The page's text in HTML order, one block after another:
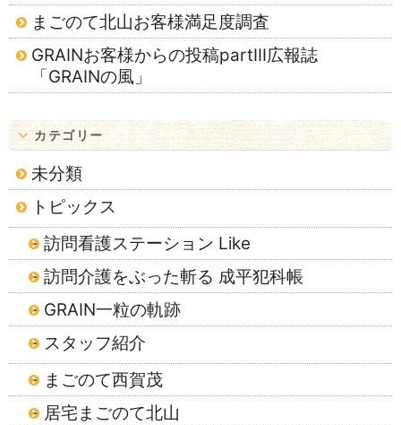
まごのて北山お客様満足度調査
GRAINお客様からの投稿partⅢ広報誌
「GRAINの風」
カテゴリー
未分類
トピックス
訪問看護ステーション Like
訪問介護をぶった斬る 成平犯科帳
GRAIN一粒の軌跡
スタッフ紹介
まごのて西賀茂
居宅まごのて北山